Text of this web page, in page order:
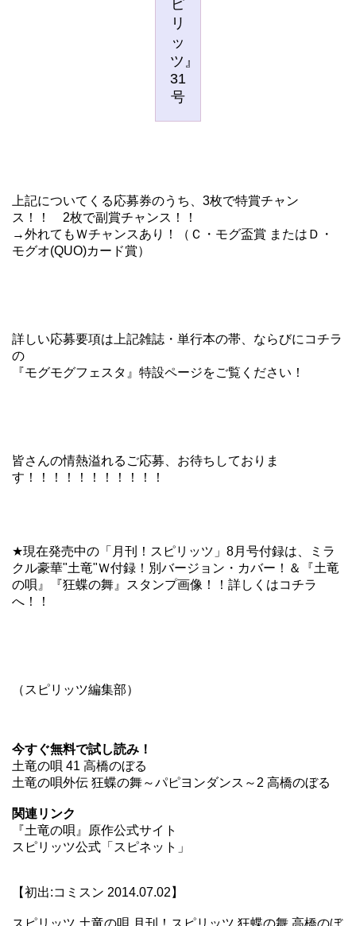
ピ
リ
ッ
ツ』
31
号
上記についてくる応募券のうち、3枚で特賞チャン
ス！！ 2枚で副賞チャンス！！
→外れてもＷチャンスあり！（Ｃ・モグ盃賞 またはＤ・
モグオ(QUO)カード賞）
詳しい応募要項は上記雑誌・単行本の帯、ならびにコチラ
の
『モグモグフェスタ』特設ページをご覧ください！
皆さんの情熱溢れるご応募、お待ちしておりま
す！！！！！！！！！！！
★現在発売中の「月刊！スピリッツ」8月号付録は、ミラ
クル豪華"土竜"Ｗ付録！別バージョン・カバー！＆『土竜
の唄』『狂蝶の舞』スタンプ画像！！ 詳しくはコチラ
へ！！
（スピリッツ編集部）
今すぐ無料で試し読み！
土竜の唄 41 高橋のぼる
土竜の唄外伝 狂蝶の舞～パピヨンダンス～2 高橋のぼる
関連リンク
『土竜の唄』原作公式サイト
スピリッツ公式「スピネット」
【初出:コミスン 2014.07.02】